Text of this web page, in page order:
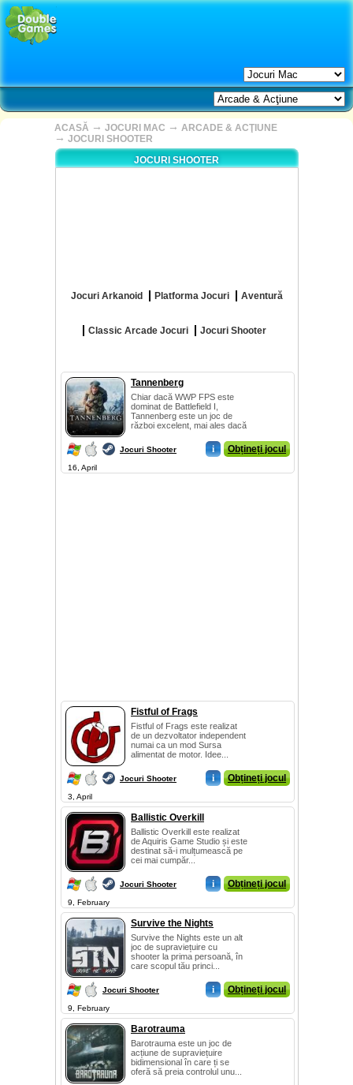
ACASĂ → JOCURI MAC → ARCADE & ACŢIUNE
→ JOCURI SHOOTER
JOCURI SHOOTER
Jocuri Arkanoid Platforma Jocuri Aventură
Classic Arcade Jocuri Jocuri Shooter
Tannenberg
Chiar dacă WWP FPS este
dominat de Battlefield I,
Tannenberg este un joc de
război excelent, mai ales dacă
Jocuri Shooter i Obțineți jocul
16, April
Fistful of Frags
Fistful of Frags este realizat
de un dezvoltator independent
numai ca un mod Sursa
alimentat de motor. Idee...
Jocuri Shooter i Obțineți jocul
3, April
Ballistic Overkill
Ballistic Overkill este realizat
de Aquiris Game Studio și este
destinat să-i mulțumească pe
cei mai cumpăr...
Jocuri Shooter i Obțineți jocul
9, February
Survive the Nights
Survive the Nights este un alt
joc de supraviețuire cu
shooter la prima persoană, în
care scopul tău princi...
Jocuri Shooter i Obțineți jocul
9, February
Barotrauma
Barotrauma este un joc de
acțiune de supraviețuire
bidimensional în care ți se
oferă să preia controlul unu...